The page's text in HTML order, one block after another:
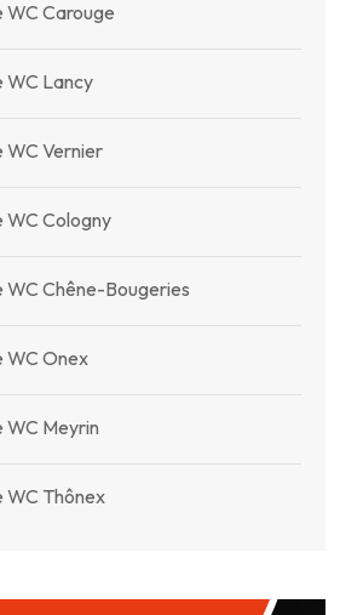
WC Carouge
WC Lancy
WC Vernier
WC Cologny
WC Chêne-Bougeries
WC Onex
WC Meyrin
WC Thônex